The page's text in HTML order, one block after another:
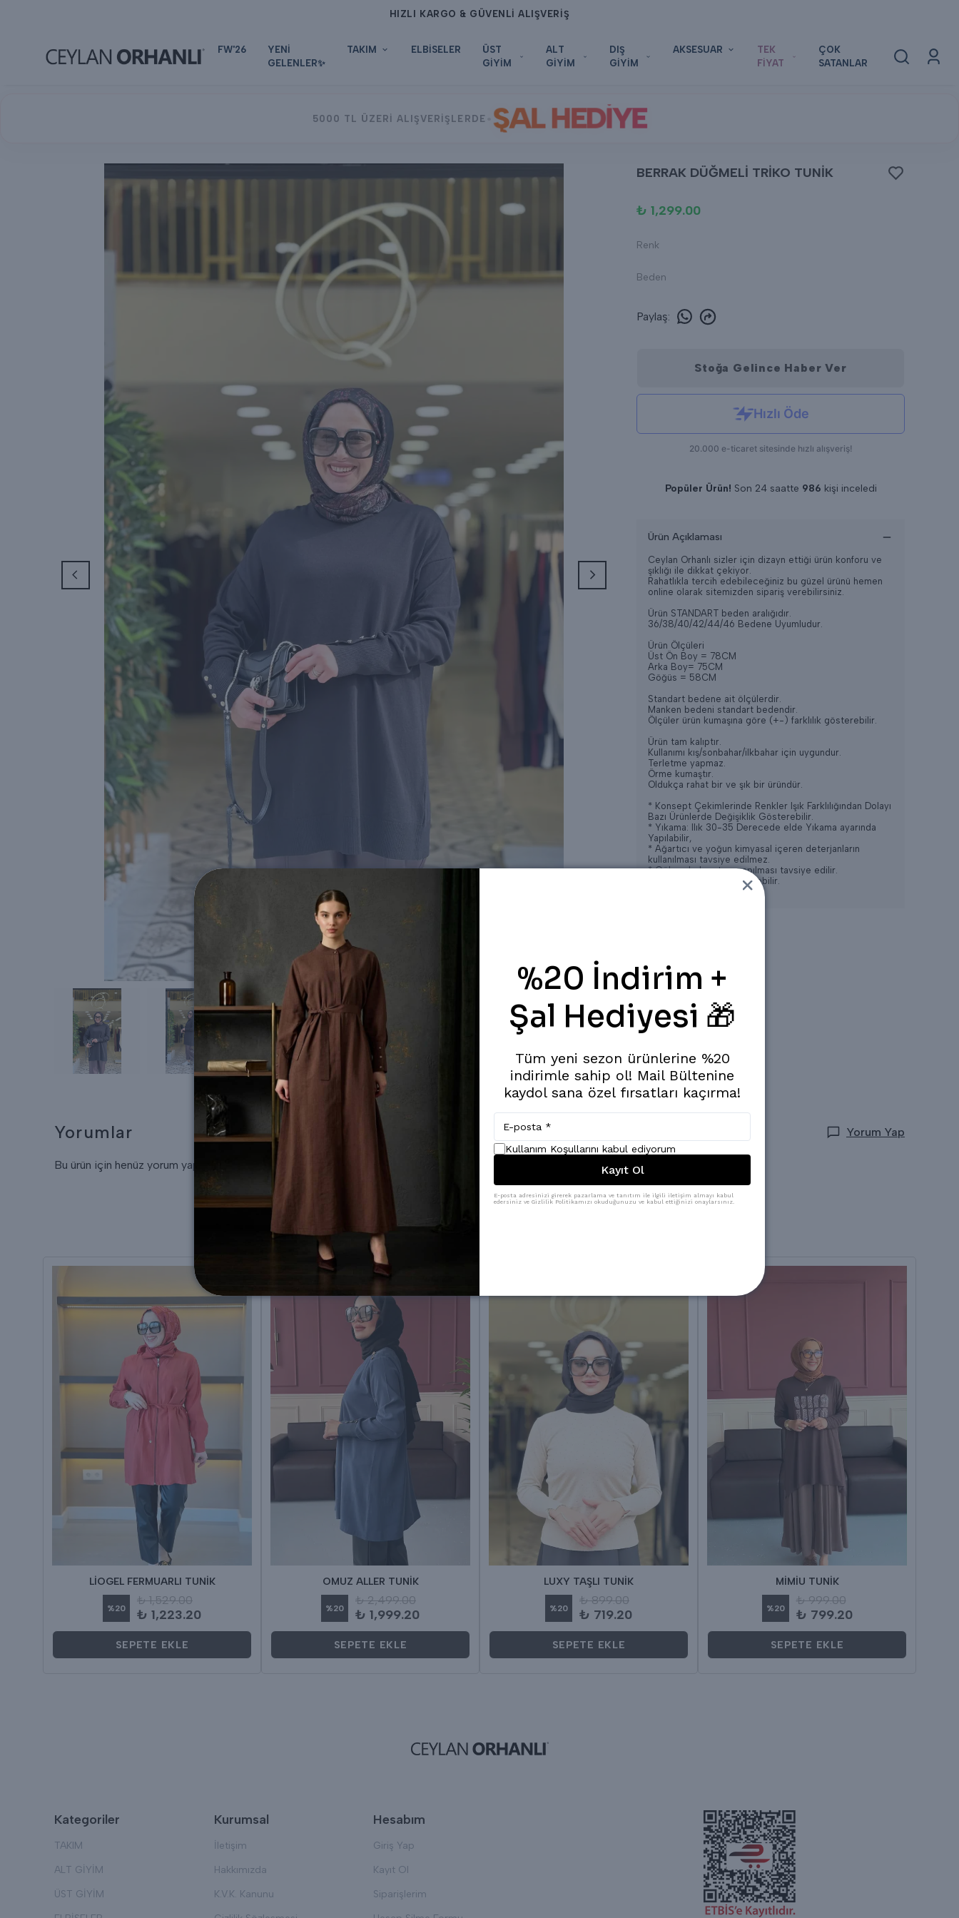
HIZLI KARGO & GÜVENLİ ALIŞVERİŞ
FW'26
YENİ
GELENLER✨
TAKIM ELBİSELER
ÜST
GİYİM
ALT
GİYİM
DIŞ
GİYİM
AKSESUAR
TEK
FİYAT
ÇOK
SATANLAR
5000 TL ÜZERİ ALIŞVERİŞLERDE ŞAL HEDİYE
BERRAK DÜĞMELİ TRİKO TUNİK
₺ 1,299.00
Renk
Beden
Paylaş:
Stoğa Gelince Haber Ver
Popüler Ürün! Son 24 saatte 986 kişi inceledi
Ürün Açıklaması
Ceylan Orhanlı sizler için dizayn ettiği ürün konforu ve
şıklığı ile dikkat çekiyor.
Rahatlıkla tercih edebileceğiniz bu güzel ürünü hemen
online olarak sitemizden sipariş verebilirsiniz.
Ürün STANDART beden aralığıdır.
36/38/40/42/44/46 Bedene Uyumludur.
Ürün Ölçüleri
Üst Ön Boy = 78CM
Arka Boy= 75CM
Göğüs = 58CM
Standart bedene ait ölçülerdir.
Manken bedeni standart bedendir.
Ölçüler ürün kumaşına göre (+-) farklılık gösterebilir.
Ürün tam kalıptır.
Kullanımı kış/sonbahar/ilkbahar için uygundur.
Terletme yapmaz.
Örme kumaştır.
Oldukça rahat bir ve şık bir üründür.
* Konsept Çekimlerinde Renkler Işık Farklılığından Dolayı
Bazı Ürünlerde Değişiklik Gösterebilir.
* Yıkama: Ilık 30-35 Derecede elde Yıkama ayarında
Yapılabilir,
* Ağartıcı ve yoğun kimyasal içeren deterjanların
kullanılması tavsiye edilmez.
* Gölge de kurutma yapılması tavsiye edilir.
* Kuru Temizlemeye verilebilir.
Yorumlar Yorum Yap
Bu ürün için henüz yorum yapılmamış.
LİOGEL FERMUARLI TUNİK
%20
₺ 1,529.00
₺ 1,223.20
SEPETE EKLE
OMUZ ALLER TUNİK
%20
₺ 2,499.00
₺ 1,999.20
SEPETE EKLE
LUXY TAŞLI TUNİK
%20
₺ 899.00
₺ 719.20
SEPETE EKLE
MİMİU TUNİK
%20
₺ 999.00
₺ 799.20
SEPETE EKLE
Kategoriler
TAKIM
ALT GİYİM
ÜST GİYİM
Kurumsal
İletişim
Hakkımızda
K.V.K. Kanunu
Hesabım
Giriş Yap
Kayıt Ol
Siparişlerim
%20 İndirim +
Şal Hediyesi 🎁
Tüm yeni sezon ürünlerine %20
indirimle sahip ol! Mail Bültenine
kaydol sana özel fırsatları kaçırma!
Kullanım Koşullarını kabul ediyorum
Kayıt Ol
E-posta adresinizi girerek pazarlama ve tanıtım ile ilgili iletişim almayı kabul
edersiniz ve Gizlilik Politikamızı okuduğunuzu ve kabul ettiğinizi onaylarsınız.